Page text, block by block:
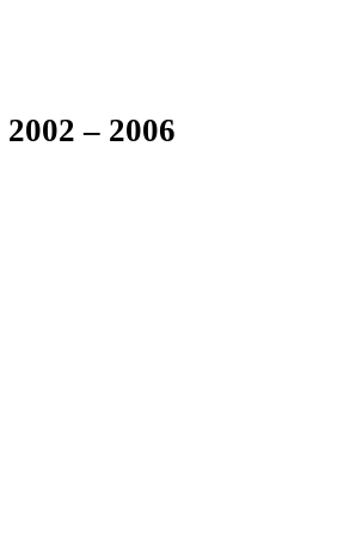
2002 – 2006